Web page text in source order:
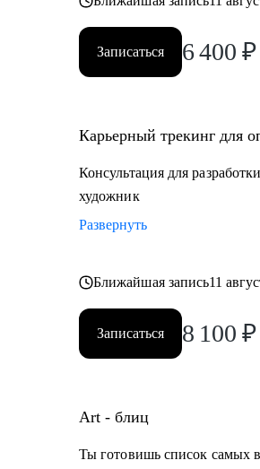
Записаться 6 400 ₽
Карьерный трекинг для
Консультация для
художник
Развернуть
Ближайшая запись11
Записаться 8 100 ₽
Art - блиц
Ты готовишь список самых